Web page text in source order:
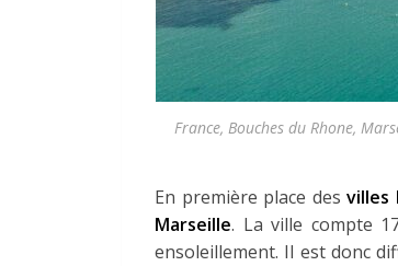
France, Bouches du Rhone,
En première place des villes
Marseille. La ville compte
ensoleillement. Il est donc